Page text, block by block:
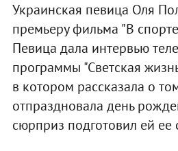
Украинская певица Оля
премьеру фильма "В
Певица дала интервью
программы "Светская
в котором рассказала о
отпраздновала день
сюрприз подготовил ей ее